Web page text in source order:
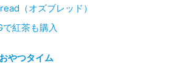
（オズブレッド）
で紅茶も購入
やつタイム